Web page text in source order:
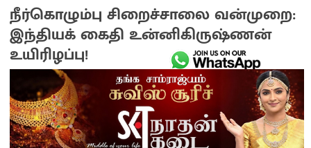
நீர்கொழும்பு சிறைச்சாலை வன்முறை:
இந்தியக் கைதி உன்னிகிருஷ்ணன்
உயிரிழப்பு!
4 weeks ago